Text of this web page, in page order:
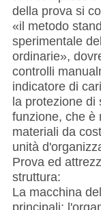
della prova si
«il metodo
sperimentale
ordinarie»,
controlli
indicatore di
la protezione di
funzione, che è
materiali da
unità
Prova ed
struttura:
La macchina